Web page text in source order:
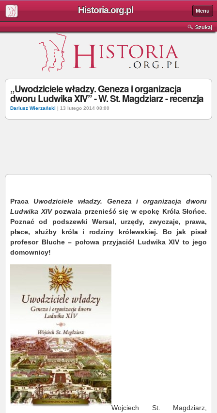
Historia.org.pl Menu
Szukaj
„Uwodziciele władzy. Geneza i organizacja
dworu Ludwika XIV” - W. St. Magdziarz - recenzja
Dariusz Wierzański | 13 lutego 2014 08:00
Praca Uwodziciele władzy. Geneza i organizacja dworu
Ludwika XIVpozwala przenieść się w epokę Króla Słońce.
Poznać od podszewki Wersal, urzędy, zwyczaje, prawa,
płace, służby króla i rodziny królewskiej. Bo jak pisał
profesor Bluche – połowa przyjaciół Ludwika XIV to jego
domownicy!
Wojciech St. Magdziarz,